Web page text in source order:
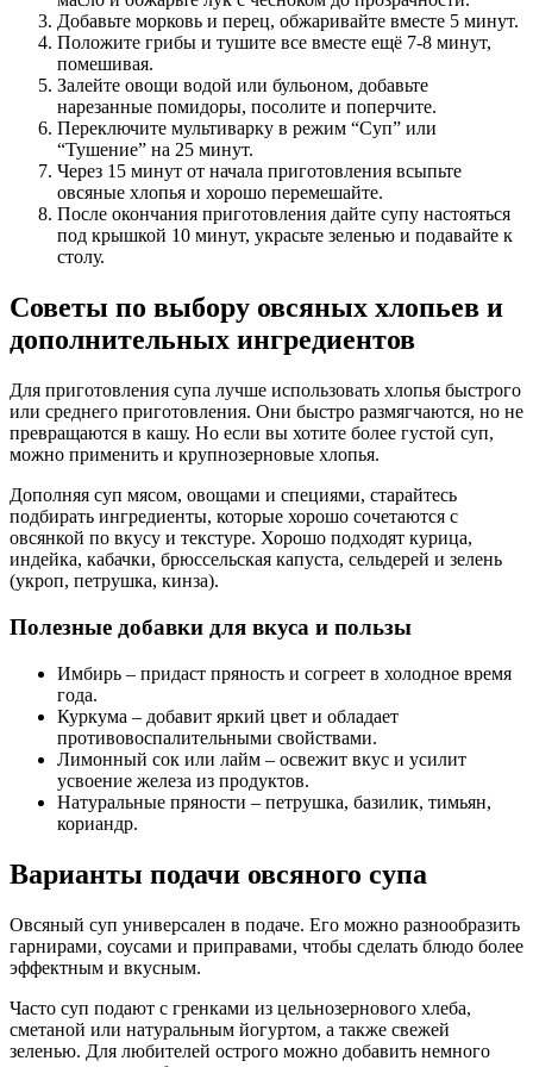
Добавьте морковь и перец, обжаривайте вместе 5 минут.
Положите грибы и тушите все вместе ещё 7-8 минут,
помешивая.
Залейте овощи водой или бульоном, добавьте
нарезанные помидоры, посолите и поперчите.
Переключите мультиварку в режим “Суп” или
“Тушение” на 25 минут.
Через 15 минут от начала приготовления всыпьте
овсяные хлопья и хорошо перемешайте.
После окончания приготовления дайте супу настояться
под крышкой 10 минут, украсьте зеленью и подавайте к
столу.
Советы по выбору овсяных хлопьев и
дополнительных ингредиентов
Для приготовления супа лучше использовать хлопья быстрого
или среднего приготовления. Они быстро размягчаются, но не
превращаются в кашу. Но если вы хотите более густой суп,
можно применить и крупнозерновые хлопья.
Дополняя суп мясом, овощами и специями, старайтесь
подбирать ингредиенты, которые хорошо сочетаются с
овсянкой по вкусу и текстуре. Хорошо подходят курица,
индейка, кабачки, брюссельская капуста, сельдерей и зелень
(укроп, петрушка, кинза).
Полезные добавки для вкуса и пользы
Имбирь – придаст пряность и согреет в холодное время
года.
Куркума – добавит яркий цвет и обладает
противовоспалительными свойствами.
Лимонный сок или лайм – освежит вкус и усилит
усвоение железа из продуктов.
Натуральные пряности – петрушка, базилик, тимьян,
кориандр.
Варианты подачи овсяного супа
Овсяный суп универсален в подаче. Его можно разнообразить
гарнирами, соусами и приправами, чтобы сделать блюдо более
эффектным и вкусным.
Часто суп подают с гренками из цельнозернового хлеба,
сметаной или натуральным йогуртом, а также свежей
зеленью. Для любителей острого можно добавить немного